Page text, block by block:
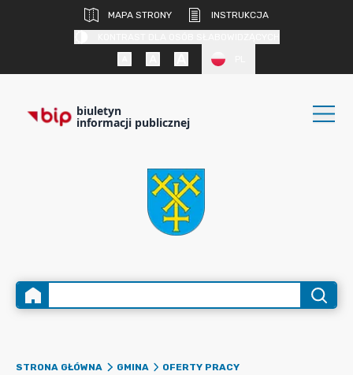
MAPA STRONY
INSTRUKCJA
biuletyn
informacji publicznej
STRONA GŁÓWNA GMINA
OFERTY PRACY